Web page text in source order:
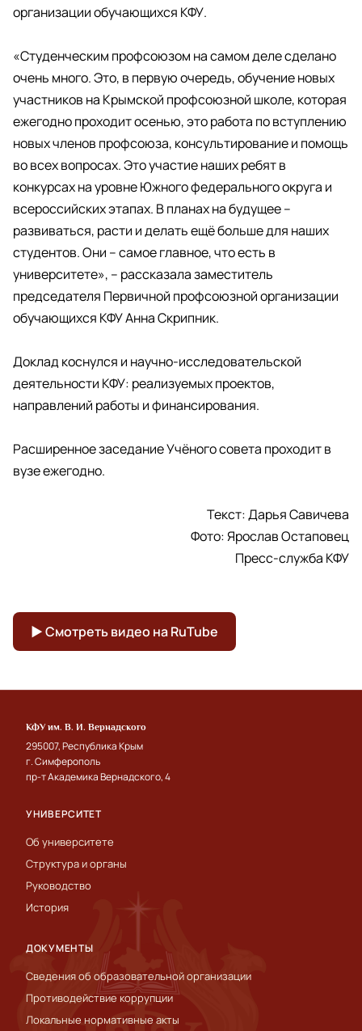
организации обучающихся КФУ.
«Студенческим профсоюзом на самом деле сделано
очень много. Это, в первую очередь, обучение новых
участников на Крымской профсоюзной школе, которая
ежегодно проходит осенью, это работа по вступлению
новых членов профсоюза, консультирование и помощь
во всех вопросах. Это участие наших ребят в
конкурсах на уровне Южного федерального округа и
всероссийских этапах. В планах на будущее –
развиваться, расти и делать ещё больше для наших
студентов. Они – самое главное, что есть в
университете», – рассказала заместитель
председателя Первичной профсоюзной организации
обучающихся КФУ Анна Скрипник.
Доклад коснулся и научно-исследовательской
деятельности КФУ: реализуемых проектов,
направлений работы и финансирования.
Расширенное заседание Учёного совета проходит в
вузе ежегодно.
Текст: Дарья Савичева
Фото: Ярослав Остаповец
Пресс-служба КФУ
▶ Смотреть видео на RuTube
КФУ им. В. И. Вернадского
295007, Республика Крым
г. Симферополь
пр-т Академика Вернадского, 4
УНИВЕРСИТЕТ
Об университете
Структура и органы
Руководство
История
ДОКУМЕНТЫ
Сведения об образовательной организации
Противодействие коррупции
Локальные нормативные акты